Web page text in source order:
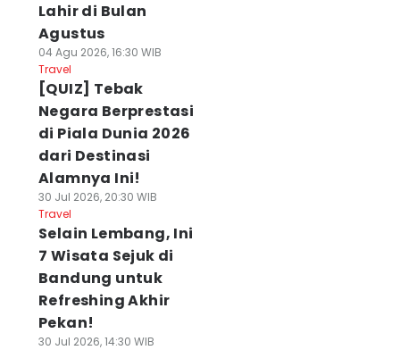
Lahir di Bulan
Agustus
04 Agu 2026, 16:30 WIB
Travel
[QUIZ] Tebak
Negara Berprestasi
di Piala Dunia 2026
dari Destinasi
Alamnya Ini!
30 Jul 2026, 20:30 WIB
Travel
Selain Lembang, Ini
7 Wisata Sejuk di
Bandung untuk
Refreshing Akhir
Pekan!
30 Jul 2026, 14:30 WIB